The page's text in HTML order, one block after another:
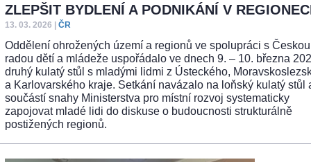
ZLEPŠIT BYDLENÍ A PODNIKÁNÍ V
13. 03. 2026 ČR
Oddělení ohrožených území a regionů ve spolupráci s Českou
radou dětí a mládeže uspořádalo ve dnech 9. – 10. března
druhý kulatý stůl s mladými lidmi z Ústeckého,
a Karlovarského kraje. Setkání navázalo na loňský kulatý stůl
součástí snahy Ministerstva pro místní rozvoj systematicky
zapojovat mladé lidi do diskuse o budoucnosti strukturálně
postižených regionů.